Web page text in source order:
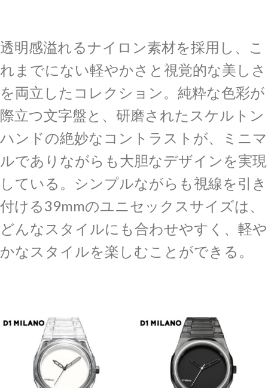
透明感溢れるナイロン素材を採用し、こ
れまでにない軽やかさと視覚的な美しさ
を両立したコレクション。純粋な色彩が
際立つ文字盤と、研磨されたスケルトン
ハンドの絶妙なコントラストが、ミニマ
ルでありながらも大胆なデザインを実現
している。シンプルながらも視線を引き
付ける39mmのユニセックスサイズは、
どんなスタイルにも合わせやすく、軽や
かなスタイルを楽しむことができる。